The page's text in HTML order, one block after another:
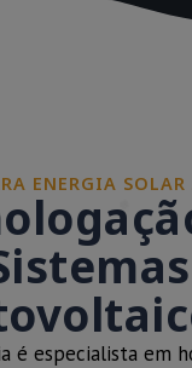
ENERGIA
é especialista em